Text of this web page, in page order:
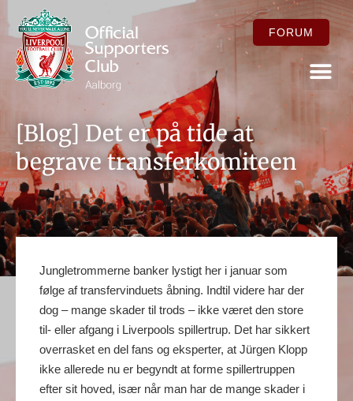
FORUM
[Blog] Det er på tide at
begrave transferkomiteen
Jungletrommerne banker lystigt her i januar som
følge af transfervinduets åbning. Indtil videre har der
dog – mange skader til trods – ikke været den store
til- eller afgang i Liverpools spillertrup. Det har sikkert
overrasket en del fans og eksperter, at Jürgen Klopp
ikke allerede nu er begyndt at forme spillertruppen
efter sit hoved, især når man har de mange skader i